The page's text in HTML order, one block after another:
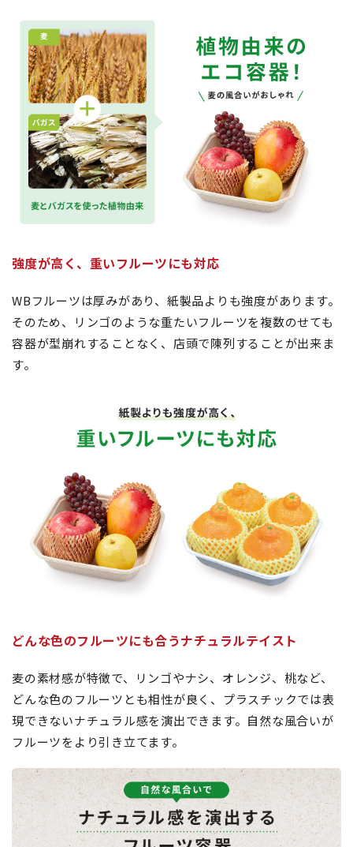
強度が高く、重いフルーツにも対応
WBフルーツは厚みがあり、紙製品よりも強度があります。
そのため、リンゴのような重たいフルーツを複数のせても
容器が型崩れすることなく、店頭で陳列することが出来ま
す。
どんな色のフルーツにも合うナチュラルテイスト
麦の素材感が特徴で、リンゴやナシ、オレンジ、桃など、
どんな色のフルーツとも相性が良く、プラスチックでは表
現できないナチュラル感を演出できます。自然な風合いが
フルーツをより引き立てます。